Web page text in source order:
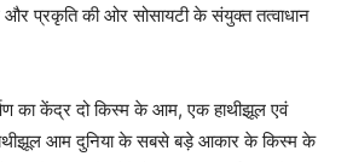
और प्रकृति की ओर सोसायटी के संयुक्त तत्वाधान
का केंद्र दो किस्म के आम, एक हाथीझूल एवं
आम दुनिया के सबसे बड़े आकार के किस्म के